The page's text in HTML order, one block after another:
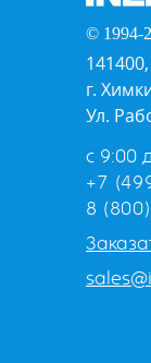
© 1994-
г.
Ул.
с 9:00
+7
8